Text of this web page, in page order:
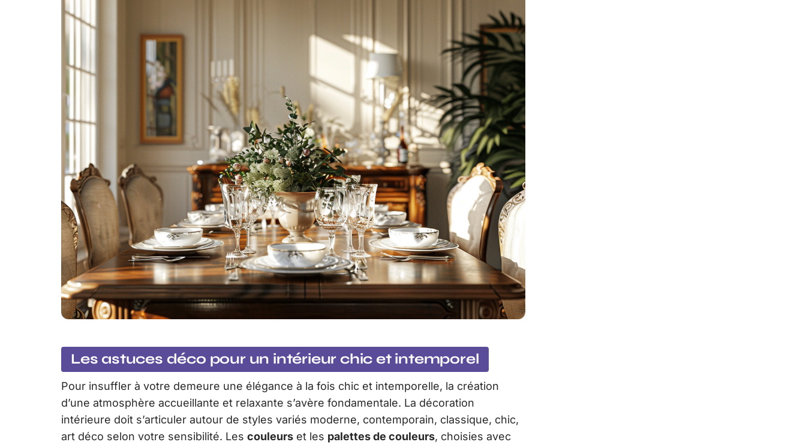
Les astuces déco pour un intérieur chic et intemporel
Pour insuffler à votre demeure une élégance à la fois chic et intemporelle, la création
d’une atmosphère accueillante et relaxante s’avère fondamentale. La décoration
intérieure doit s’articuler autour de styles variés moderne, contemporain, classique, chic,
art déco selon votre sensibilité. Les couleurs et les palettes de couleurs, choisies avec